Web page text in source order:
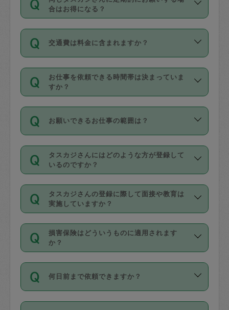
値、などで除々に設定可能な最高額が上
がっていく仕組みになっています。
Master／JCB／AMERICAN EXPRESS／
Diners Club）のみとなります。
を行う際にご入力ください。プロフィー
ル登録時にはご入力いただかなくても大
丈夫です。
デビットカード・プリペイドカード（Vプ
リカ、au WALLETなど）は支払にはご利
銀行振込や現金払いも対応していませ
なお、タスカジさんの交通費も、依頼料
金のご請求と合わせてお支払いとなりま
動計算で表示されます。
合はお得になる？
依頼には「スポット」と「定期（毎週｜
隔週）」があり、「定期」の依頼は「ス
ポット」よりお得な料金でご利用できま
す。
定期の最低利用回数は設けていない代わ
りに、一定数を超えたキャンセルは有償
（例：毎週定期の場合は３回以上のキャ
ンセルが有償（1200円、隔週定期の場合
は２回以上のキャンセルが有償（1200
交通費は料金に含まれますか？
交通費は依頼料金とは別途発生し、依頼
料金のご請求と合わせてお支払いとなり
ます。交通費の金額は「依頼の詳細」に
お仕事を依頼できる時間帯は決まっていま
すか？
時間帯は3種類あります。いずれも１回あ
たり３時間です。
・ＡＭ ９時～１２時
・ＰＭ １３時～１６時
・夜 １８時～２１時
開始時間を２時間前後変更することが可
能です。依頼送信後、個別にタスカジさ
んにメッセージを送り調整してくださ
い。ただし、２時間を越えての調整はで
時間も被らない場合、損害保険の対象外
お願いできるお仕事の範囲は？
掃除、整理収納、洗濯、買い物、料理、
作り置きです。タスカジさんによってで
きる仕事の範囲が異なりますので、依頼
する前にタスカジさんのプロフィールで
確認してください。
基本的に、高所での作業や危険作業、屋
外での作業は対象外です。
タスカジさんにはどのような方が登録して
いるのですか？
主婦として長年の家事経験をお持ちの
方、栄養士・調理師といった資格者で保
育園や学校の給食やレストランで料理関
係の専門職に従事されていた方、日本で
すでにハウスキーパーや英語の先生とし
てお仕事をしているフィリピン出身の
社員など様々なバックグラウンドの方が
登録しています。
タスカジさんの登録に際して面接や教育は
実施していますか？
応募の際に、各自事務局との面接と説明
を行っています。その後、身分証明書の
写真提出をしていただいています。外国
確認しています。タスカジさんトレーニ
ング動画を使ったセルフトレーニングの
損害保険はどういうものに適用されます
か？
依頼者とタスカジさんとの間でタスカジ
を通して成立した作業時間内での作業に
適用されます。作業範囲は、掃除、洗
何日前まで依頼できますか？
ご依頼は、現在を起点に3日後（72時間